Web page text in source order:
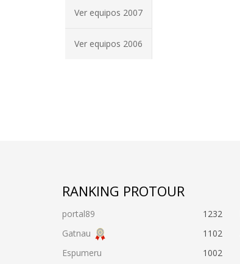
Ver equipos 2007
Ver equipos 2006
RANKING PROTOUR
portal89
1232
Gatnau
1102
Espumeru
1002